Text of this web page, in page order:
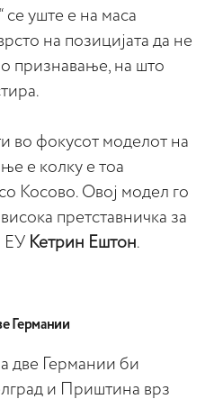
се уште е на маса
на позицијата да не
признавање, на што
во фокусот моделот на
е колку е тоа
Косово. Овој модел го
претставничка за
ЕУ Кетрин Ештон.
Германии
две Германии би
и Приштина врз